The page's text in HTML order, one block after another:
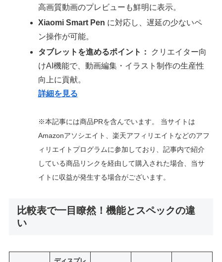
高画質動画のプレビューも鮮明に表示。
Xiaomi Smart Pen に対応し、遅延の少ないペ
ン操作が可能。
タブレットを進めるポイント：
クリエイター向
けAI機能で、動画編集・イラスト制作の生産性
向上に貢献。
詳細を見る
※本記事には商品PRを含んでいます。 当サイトは
Amazonアソシエイト、楽天アフィリエイトなどのアフ
ィリエイトプログラムに参加しており、記事内で紹介
している商品リンクを経由して購入された場合、当サ
イトに収益が発生する場合がございます。
比較表で一目瞭然！機能とスペックの違
い